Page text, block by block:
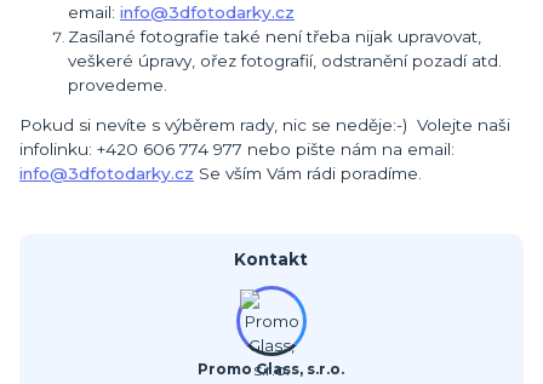
email: info@3dfotodarky.cz
Zasílané fotografie také není třeba nijak upravovat,
veškeré úpravy, ořez fotografií, odstranění pozadí atd.
provedeme.
Pokud si nevíte s výběrem rady, nic se neděje:-) Volejte naši
infolinku: +420 606 774 977 nebo pište nám na email:
info@3dfotodarky.cz Se vším Vám rádi poradíme.
Kontakt
Promo Glass, s.r.o.